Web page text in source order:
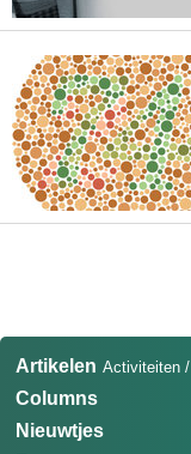
Artikelen Activiteiten /
Columns
Nieuwtjes